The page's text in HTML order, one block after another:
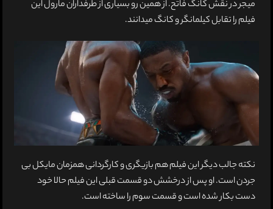
میجر در نقش کانگ فاتح. از همین رو بسیاری از طرفداران مارول این
فیلم را تقابل کیلمانگر و کانگ میدانند.
نکته جالب دیگر این فیلم هم بازیگری و کارگردانی همزمان مایکل بی
جردن است. او پس از درخشش دو قسمت قبلی این فیلم حالا خود
دست بکار شده است و قسمت سوم را ساخته است.